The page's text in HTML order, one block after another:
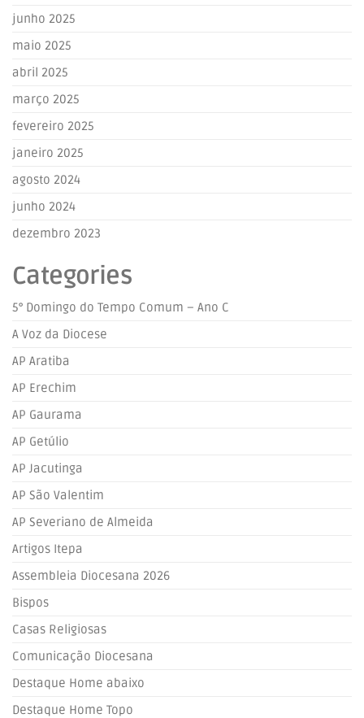
junho 2025
maio 2025
abril 2025
março 2025
fevereiro 2025
janeiro 2025
agosto 2024
junho 2024
dezembro 2023
Categories
5° Domingo do Tempo Comum – Ano C
A Voz da Diocese
AP Aratiba
AP Erechim
AP Gaurama
AP Getúlio
AP Jacutinga
AP São Valentim
AP Severiano de Almeida
Artigos Itepa
Assembleia Diocesana 2026
Bispos
Casas Religiosas
Comunicação Diocesana
Destaque Home abaixo
Destaque Home Topo